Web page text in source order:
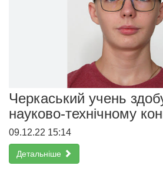
Черкаський учень
науково-технічному
09.12.22 15:14
Детальніше